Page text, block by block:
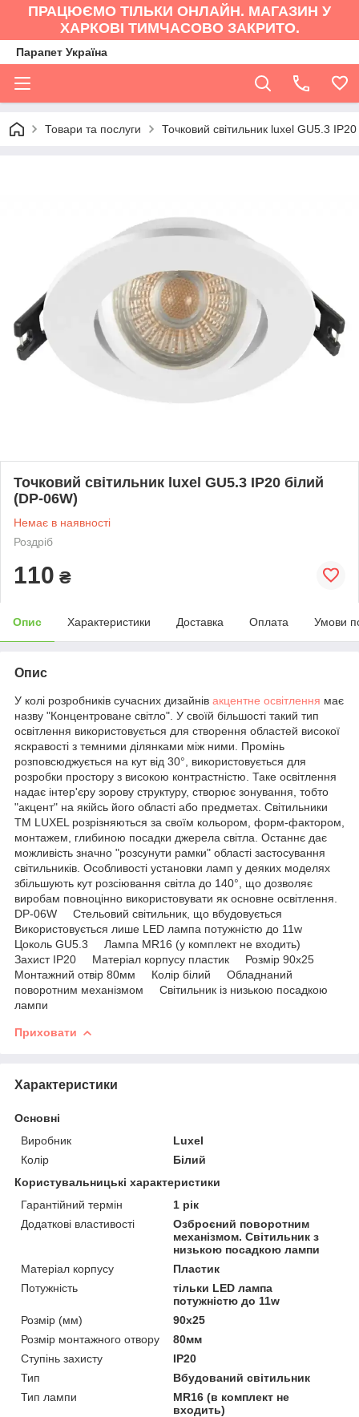
ПРАЦЮЄМО ТІЛЬКИ ОНЛАЙН. МАГАЗИН У
ХАРКОВІ ТИМЧАСОВО ЗАКРИТО.
Парапет Україна
Товари та послуги Точковий світильник luxel GU5.3
Точковий світильник luxel GU5.3 IP20 білий
(DP-06W)
Немає в наявності
Роздріб
110 ₴
Опис Характеристики Доставка Оплата Умови
Опис
У колі розробників сучасних дизайнів акцентне освітлення має
назву "Концентроване світло". У своїй більшості такий тип
освітлення використовується для створення областей високої
яскравості з темними ділянками між ними. Промінь
розповсюджується на кут від 30°, використовується для
розробки простору з високою контрастністю. Таке освітлення
надає інтер'єру зорову структуру, створює зонування, тобто
"акцент" на якійсь його області або предметах. Світильники
ТМ LUXEL розрізняються за своїм кольором, форм-фактором,
монтажем, глибиною посадки джерела світла. Останнє дає
можливість значно "розсунути рамки" області застосування
світильників. Особливості установки ламп у деяких моделях
збільшують кут розсіювання світла до 140°, що дозволяє
виробам повноцінно використовувати як основне освітлення.
DP-06W Стельовий світильник, що вбудовується
Використовується лише LED лампа потужністю до 11w
Цоколь GU5.3 Лампа MR16 (у комплект не входить)
Захист IP20 Матеріал корпусу пластик Розмір 90х25
Монтажний отвір 80мм Колір білий Обладнаний
поворотним механізмом Світильник із низькою посадкою
лампи
Приховати
Характеристики
Основні
Виробник
Luxel
Колір
Білий
Користувальницькі характеристики
Гарантійний термін
1 рік
Додаткові властивості
Озброєний поворотним
механізмом. Світильник з
низькою посадкою лампи
Матеріал корпусу
Пластик
Потужність
тільки LED лампа
потужністю до 11w
Розмір (мм)
90x25
Розмір монтажного отвору
80мм
Ступінь захисту
IP20
Тип
Вбудований світильник
Тип лампи
MR16 (в комплект не
входить)